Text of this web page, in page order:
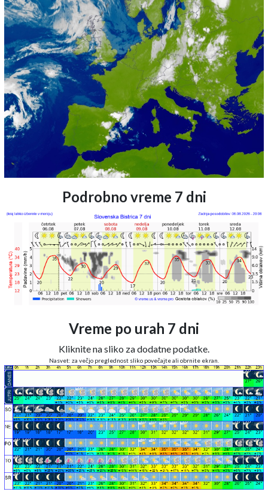
Podrobno vreme 7 dni
Vreme po urah 7 dni
Kliknite na sliko za dodatne podatke.
Nasvet: za večjo preglednost sliko povečajte ali obrnite ekran.